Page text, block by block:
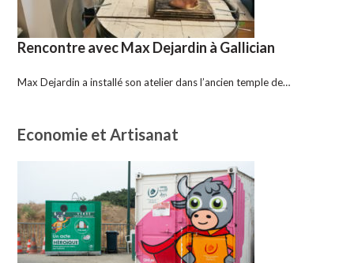
Rencontre avec Max Dejardin à Gallician
Max Dejardin a installé son atelier dans l’ancien temple de…
Economie et Artisanat